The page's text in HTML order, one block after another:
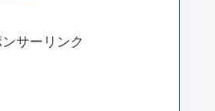
サーリンク